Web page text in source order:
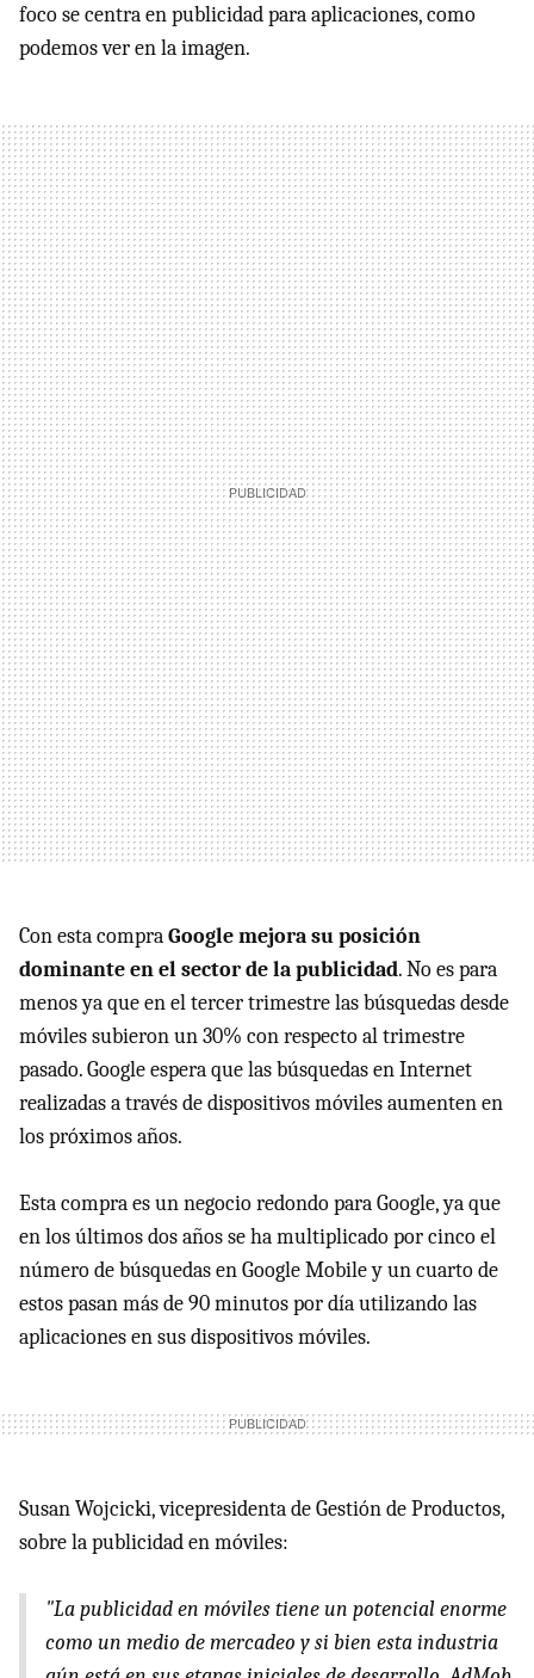
foco se centra en publicidad para aplicaciones, como
podemos ver en la imagen.
Con esta compraGoogle mejora su posición
dominante en el sector de la publicidad. No es para
menos ya que en el tercer trimestre las búsquedas desde
móviles subieron un 30% con respecto al trimestre
pasado. Google espera que las búsquedas en Internet
realizadas a través de dispositivos móviles aumenten en
los próximos años.
Esta compra es un negocio redondo para Google, ya que
en los últimos dos años se ha multiplicado por cinco el
número de búsquedas en Google Mobile y un cuarto de
estos pasan más de 90 minutos por día utilizando las
aplicaciones en sus dispositivos móviles.
Susan Wojcicki, vicepresidenta de Gestión de Productos,
sobre la publicidad en móviles:
"La publicidad en móviles tiene un potencial enorme
como un medio de mercadeo y si bien esta industria